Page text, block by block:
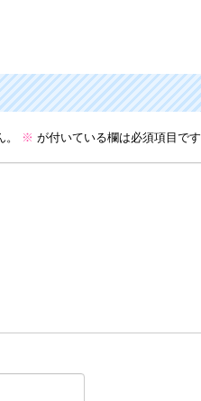
※ が付いている欄は必須項目です